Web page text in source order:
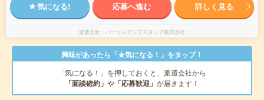
気になる! 応募へ進む 詳しく見る
派遣会社 パーソルテンプスタッフ株式会社
興味があったら「★気になる！」をタップ！
「気になる！」を押しておくと、派遣会社から
「面談確約」 や 「応募歓迎」 が届きます！